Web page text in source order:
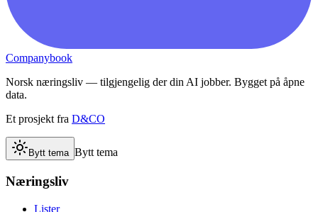
Companybook
Norsk næringsliv — tilgjengelig der din AI jobber. Bygget på åpne
data.
Et prosjekt fra D&CO
Bytt tema Bytt tema
Næringsliv
Lister